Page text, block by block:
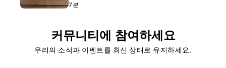
7분
커뮤니티에 참여하세요
우리의 소식과 이벤트를 최신 상태로 유지하세요.